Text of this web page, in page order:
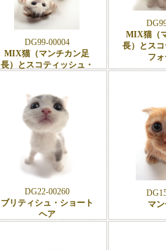
DG99-00004
MIX猫（マンチカン足
長）とスコティッシュ・
MIX猫（
長）とス
フ
DG22-00260
ブリティシュ・ショート
ヘア
マ